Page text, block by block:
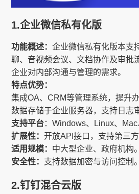
1.企业微信私有化版
功能概述：企业微信私有化版本支
聊、音视频会议、文档协作及审批
企业对内部沟通与管理的需求。
特点优势：
集成OA、CRM等管理系统，提升办
数据存储于企业服务器，支持日志
支持平台：Windows、Linux、Mac
扩展性：开放API接口，支持第三方
适用规模： 中大型企业、政府机构。
安全性： 支持数据加密与访问控制。
2.钉钉混合云版